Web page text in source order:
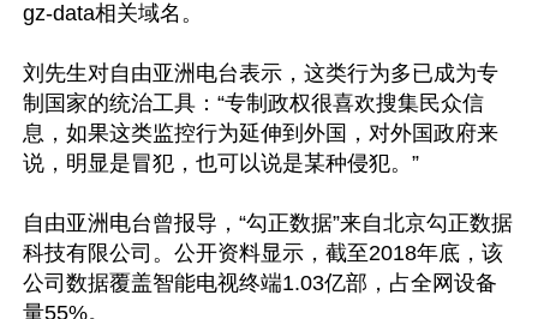
gz-data相关域名。
刘先生对自由亚洲电台表示，这类行为多已成为专
制国家的统治工具：“专制政权很喜欢搜集民众信
息，如果这类监控行为延伸到外国，对外国政府来
说，明显是冒犯，也可以说是某种侵犯。”
自由亚洲电台曾报导，“勾正数据”来自北京勾正数据
科技有限公司。公开资料显示，截至2018年底，该
公司数据覆盖智能电视终端1.03亿部，占全网设备
量55%。